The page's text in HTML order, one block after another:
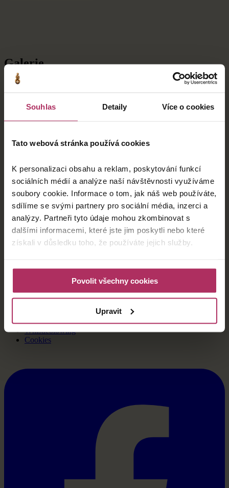
Souhlas Detaily Více o cookies
Tato webová stránka používá cookies
K personalizaci obsahu a reklam, poskytování funkcí
sociálních médií a analýze naší návštěvnosti využíváme
soubory cookie. Informace o tom, jak náš web používáte,
sdílíme se svými partnery pro sociální média, inzerci a
analýzy. Partneři tyto údaje mohou zkombinovat s
dalšími informacemi, které jste jim poskytli nebo které
získali v důsledku toho, že používáte jejich služby.
Povolit všechny cookies
Upravit
Galerie
©2020 - Františkovy Lázně AQUAFORUM a.s.
5. května 106/9
351 01 Františkovy Lázně
IČ: 10989391
DIČ: CZ699005631
Úvod
Pobytové balíčky
Novinky
Stížnosti a reklamace
Zpracování osobních údajů
Cenová ujednání
Whistleblowing
Cookies